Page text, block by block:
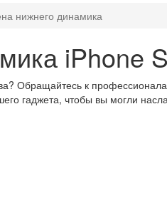
нижнего динамика
iPhone
Обращайтесь к
гаджета, чтобы вы могли